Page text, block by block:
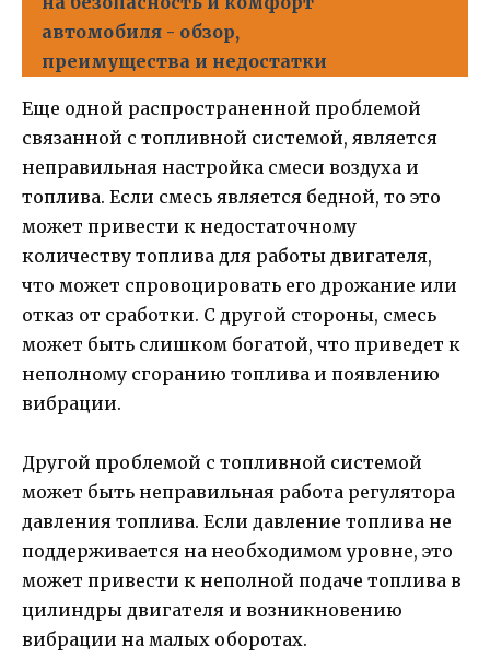
автомобиля - обзор,
преимущества и недостатки
Еще одной распространенной проблемой
связанной с топливной системой, является
неправильная настройка смеси воздуха и
топлива. Если смесь является бедной, то это
может привести к недостаточному
количеству топлива для работы двигателя,
что может спровоцировать его дрожание или
отказ от сработки. С другой стороны, смесь
может быть слишком богатой, что приведет к
неполному сгоранию топлива и появлению
вибрации.
Другой проблемой с топливной системой
может быть неправильная работа регулятора
давления топлива. Если давление топлива не
поддерживается на необходимом уровне, это
может привести к неполной подаче топлива в
цилиндры двигателя и возникновению
вибрации на малых оборотах.